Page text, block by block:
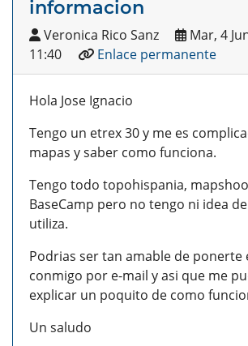
informacion
Veronica Rico Sanz
Mar, 4
11:40
Enlace permanente
Hola Jose Ignacio
Tengo un etrex 30 y me es
mapas y saber como funciona.
Tengo todo topohispania,
BaseCamp pero no tengo ni idea
utiliza.
Podrias ser tan amable de ponerte
conmigo por e-mail y asi que me
explicar un poquito de como
Un saludo